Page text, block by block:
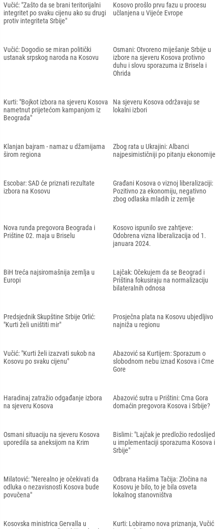
Vučić: "Zašto da se brani teritorijalni
integritet po svaku cijenu ako su drugi
protiv integriteta Srbije"
Kosovo prošlo prvu fazu u procesu
učlanjena u Vijeće Evrope
Vučić: Dogodio se miran politički
ustanak srpskog naroda na Kosovu
Osmani: Otvoreno miješanje Srbije u
izbore na sjeveru Kosova protivno
duhu i slovu sporazuma iz Brisela i
Ohrida
Kurti: "Bojkot izbora na sjeveru Kosova
nametnut prijetećom kampanjom iz
Beograda"
Na sjeveru Kosova održavaju se
lokalni izbori
Klanjan bajram - namaz u džamijama
širom regiona
Zbog rata u Ukrajini: Albanci
najpesimističniji po pitanju ekonomije
Escobar: SAD će priznati rezultate
izbora na Kosovu
Građani Kosova o viznoj liberalizaciji:
Pozitivno za ekonomiju, negativno
zbog odlaska mladih iz zemlje
Nova runda pregovora Beograda i
Prištine 02. maja u Briselu
Kosovo ispunilo sve zahtjeve:
Odobrena vizna liberalizacija od 1.
januara 2024.
BiH treća najsiromašnija zemlja u
Europi
Lajčak: Očekujem da se Beograd i
Priština fokusiraju na normalizaciju
bilateralnih odnosa
Predsjednik Skupštine Srbije Orlić:
"Kurti želi uništiti mir"
Prosječna plata na Kosovu ubjedljivo
najniža u regionu
Vučić: "Kurti želi izazvati sukob na
Kosovu po svaku cijenu"
Abazović sa Kurtijem: Sporazum o
slobodnom nebu iznad Kosova i Crne
Gore
Haradinaj zatražio odgađanje izbora
na sjeveru Kosova
Abazović sutra u Prištini: Crna Gora
domaćin pregovora Kosova i Srbije?
Osmani situaciju na sjeveru Kosova
uporedila sa aneksijom na Krim
Bislimi: "Lajčak je predložio redoslijed
u implementaciji sporazuma Kosova i
Srbije"
Milatović: "Nerealno je očekivati da
odluka o nezavisnosti Kosova bude
povučena"
Odbrana Hašima Tačija: Zločina na
Kosovu je bilo, to je bila osveta
lokalnog stanovništva
Kosovska ministrica Gervalla u
Kurti: Lobiramo nova priznanja, Vučić